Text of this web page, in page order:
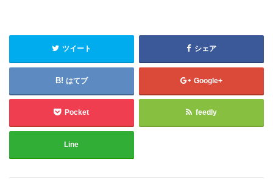
ツイート シェア
はてブ Google+
Pocket feedly
Line